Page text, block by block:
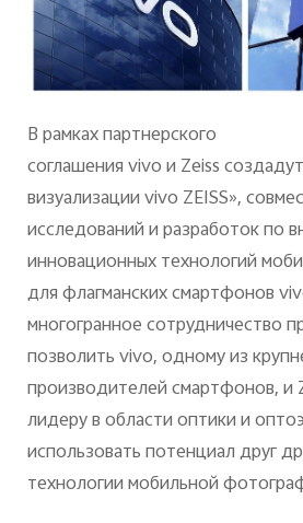
В рамках партнерского
соглашения vivo и Zeiss
визуализации vivo ZEISS»,
исследований и разработок по
инновационных технологий
для флагманских смартфонов
многогранное сотрудничество
позволить vivo, одному из
производителей смартфонов, и
лидеру в области оптики и
использовать потенциал друг
технологии мобильной